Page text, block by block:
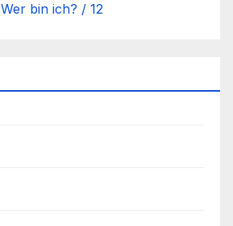
Wer bin ich? / 12